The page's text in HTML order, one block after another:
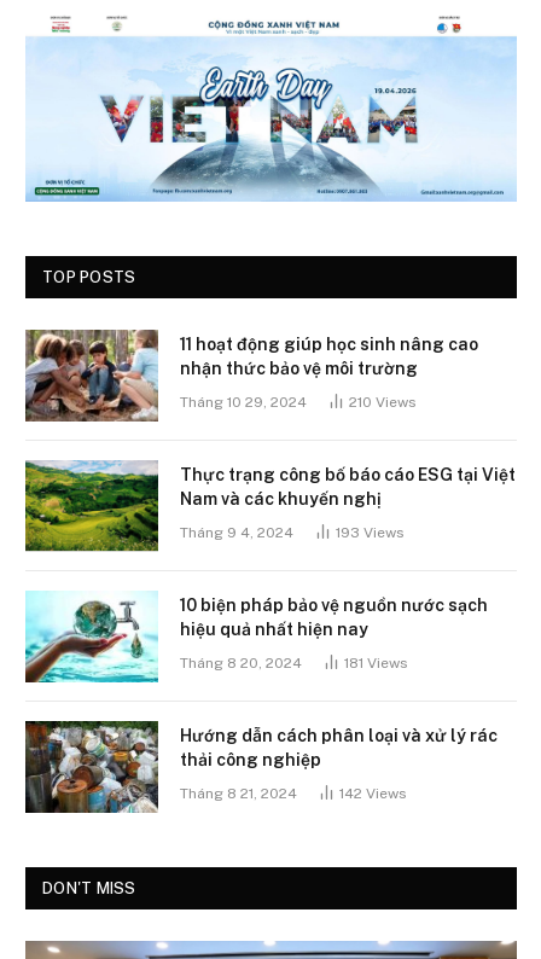
TOP POSTS
11 hoạt động giúp học sinh nâng cao
nhận thức bảo vệ môi trường
Tháng 10 29, 2024 210 Views
Thực trạng công bố báo cáo ESG tại Việt
Nam và các khuyến nghị
Tháng 9 4, 2024 193 Views
10 biện pháp bảo vệ nguồn nước sạch
hiệu quả nhất hiện nay
Tháng 8 20, 2024 181 Views
Hướng dẫn cách phân loại và xử lý rác
thải công nghiệp
Tháng 8 21, 2024 142 Views
DON'T MISS